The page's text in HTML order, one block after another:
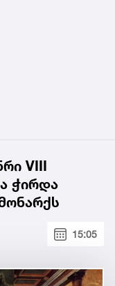
VIII
ჭირდა
15:05